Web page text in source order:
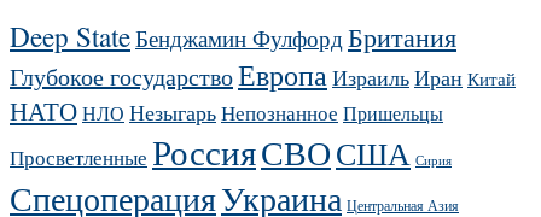
Deep StateБенджамин Фулфорд Британия
Глубокое государствоЕвропаИзраильИран Китай
НАТОНЛО НезыгарьНепознанное Пришельцы
Просветленные РоссияСВОСША Сирия
СпецоперацияУкраина Центральная Азия